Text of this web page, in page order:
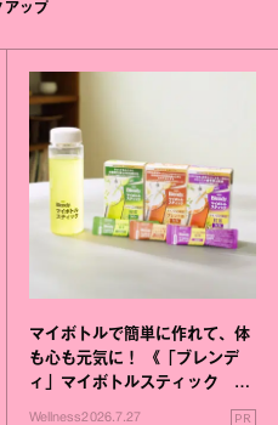
アップ
マイボトルで簡単に作れて、体
も心も元気に！ 《「ブレンデ
ィ」マイボトルスティック い
いこと毎日》シリーズが誕生
Wellness2026.7.27 PR